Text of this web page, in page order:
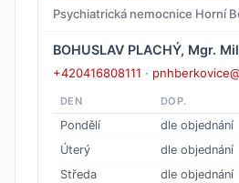
Psychiatrická nemocnice Horní
BOHUSLAV PLACHÝ, Mgr.
+420416808111 ·
DEN DOP.
Pondělí
dle objednání
Úterý
dle objednání
Středa
dle objednání